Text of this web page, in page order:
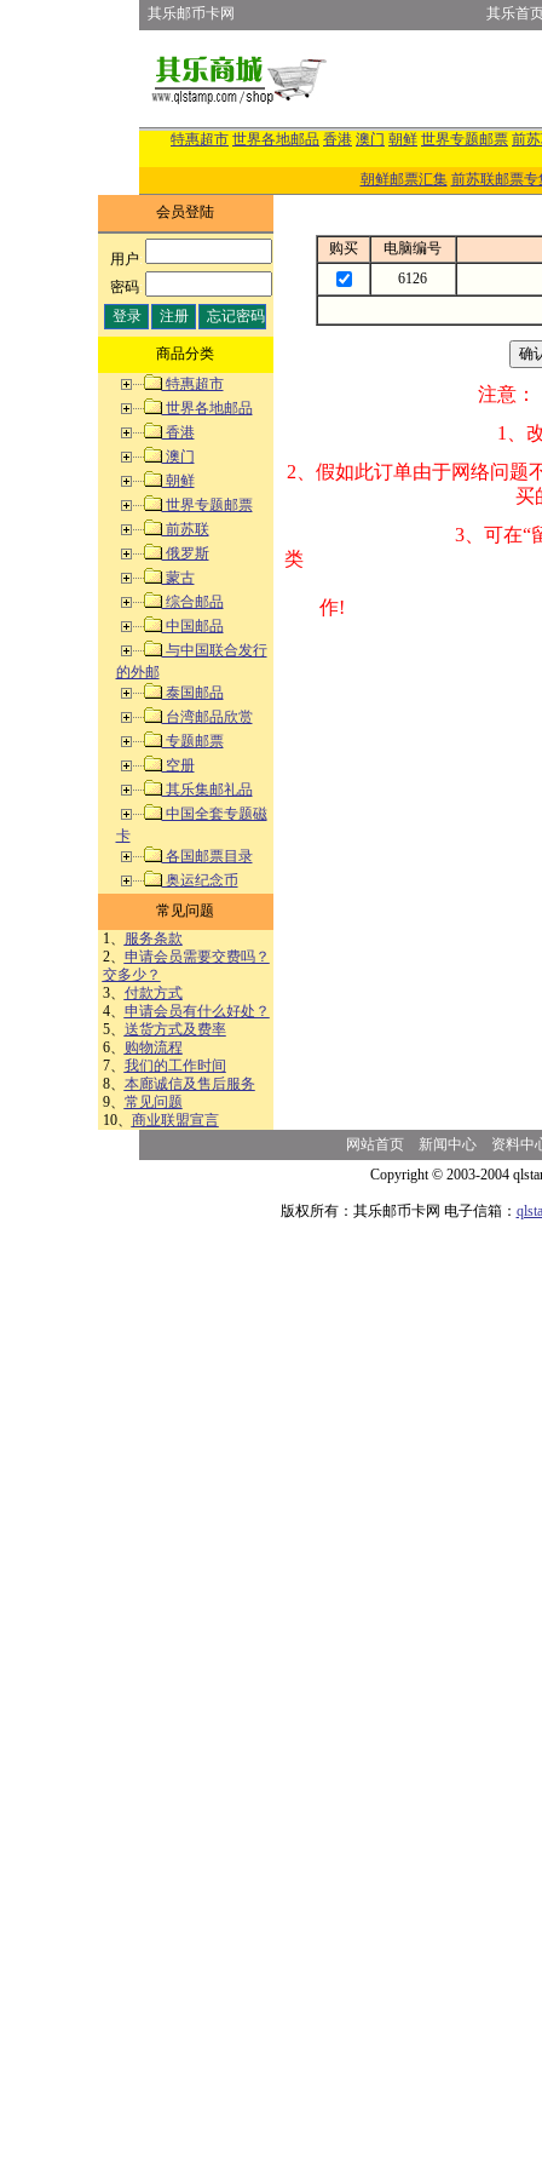
其乐邮币卡网 其乐首
特惠超市 世界各地邮品 香港 澳门 朝鲜 世界专题邮票 前
朝鲜邮票汇集 前苏联邮票专
会员登陆
用户:
密码:
商品分类
特惠超市
世界各地邮品
香港
澳门
朝鲜
世界专题邮票
前苏联
俄罗斯
蒙古
综合邮品
中国邮品
与中国联合发行
的外邮
泰国邮品
台湾邮品欣赏
专题邮票
空册
其乐集邮礼品
中国全套专题磁
卡
各国邮票目录
奥运纪念币
常见问题
1、
服务条款
2、 申请会员需要交费吗？
交多少？
3、 付款方式
4、 申请会员有什么好处？
5、 送货方式及费率
6、
购物流程
7、 我们的工作时间
8、 本廊诚信及售后服务
9、 常见问题
10、 商业联盟宣言
购买
电脑编号
6126
注意：
1、改变商品数量
2、假如此订单由
买的邮品的“
3、可在“
类 方式告之
作!
网站首页 新闻中心
资料中
Copyright © 2003-2004
版权所有：其乐邮币卡网 电子信箱：